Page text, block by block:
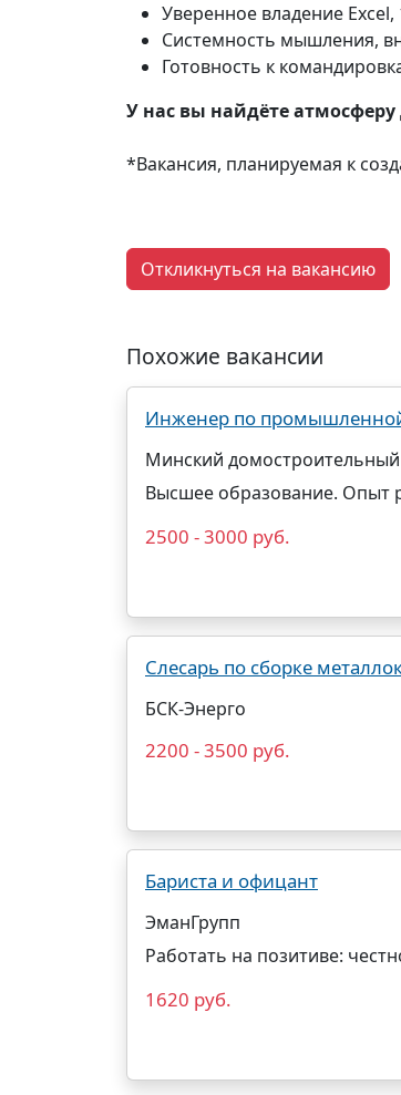
Уверенное владение Excel,
Системность мышления,
Готовность к
У нас вы найдёте
*Вакансия, планируемая к
Откликнуться на вакансию
Похожие вакансии
Инженер по
Минский
Высшее образование. Опыт
2500 - 3000 руб.
Слесарь по сборке
БСК-Энерго
2200 - 3500 руб.
Бариста и офицант
ЭманГрупп
Работать на позитиве:
1620 руб.